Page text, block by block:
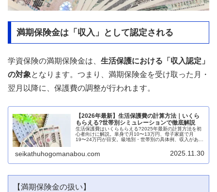
満期保険金は「収入」として認定される
学資保険の満期保険金は、 生活保護における「収入認定」
の対象となります。つまり、満期保険金を受け取った月・
翌月以降に、保護費の調整が行われます。
【2026年最新】生活保護費の計算方法｜いくら
もらえる?世帯別シミュレーションで徹底解説
生活保護費はいくらもらえる?2025年最新の計算方法を初
心者向けに解説。単身で月10〜13万円、母子家庭で月
19〜24万円が目安。級地別・世帯別の具体例、収入がある
seikathuhogomanabou.com 2025.11.30
【満期保険金の扱い】